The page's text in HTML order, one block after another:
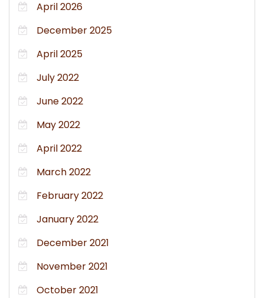
April 2026
December 2025
April 2025
July 2022
June 2022
May 2022
April 2022
March 2022
February 2022
January 2022
December 2021
November 2021
October 2021